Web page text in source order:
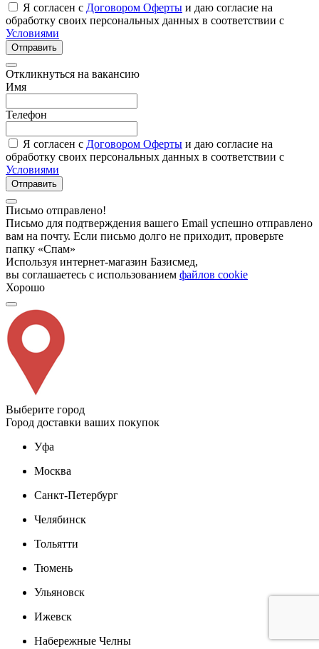
Я согласен с Договором Оферты и даю согласие на
обработку своих персональных данных в соответствии с
Условиями
Отправить
Откликнуться на вакансию
Имя
Телефон
Я согласен с Договором Оферты и даю согласие на
обработку своих персональных данных в соответствии с
Условиями
Отправить
Письмо отправлено!
Письмо для подтверждения вашего Email успешно отправлено
вам на почту. Если письмо долго не приходит, проверьте
папку «Спам»
Используя интернет-магазин Базисмед,
вы соглашаетесь с использованием файлов cookie
Хорошо
Выберите город
Город доставки ваших покупок
Уфа
Москва
Санкт-Петербург
Челябинск
Тольятти
Тюмень
Ульяновск
Ижевск
Набережные Челны